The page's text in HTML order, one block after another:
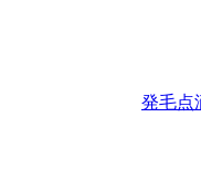
発毛点